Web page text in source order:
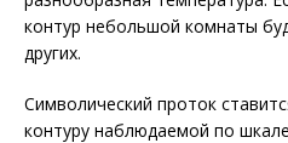
контур небольшой комнаты
других.
Символический проток
контуру наблюдаемой по